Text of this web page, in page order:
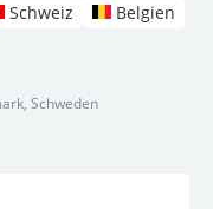
Schweiz
Belgien
Schweden